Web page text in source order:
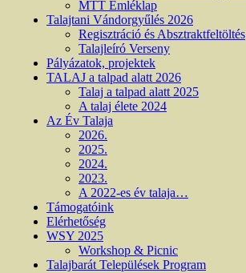
MTT Emléklap
Talajtani Vándorgyűlés 2026
Regisztráció és Absztraktfeltöltés
Talajleíró Verseny
Pályázatok, projektek
TALAJ a talpad alatt 2026
Talaj a talpad alatt 2025
A talaj élete 2024
Az Év Talaja
2026.
2025.
2024.
2023.
A 2022-es év talaja…
Támogatóink
Elérhetőség
WSY 2025
Workshop & Picnic
Talajbarát Települések Program